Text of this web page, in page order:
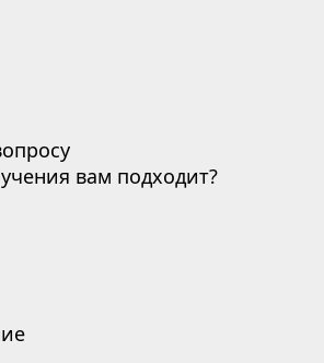
вам подходит?